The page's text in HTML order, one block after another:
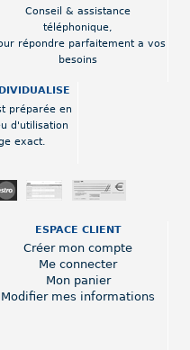
Conseil & assistance
téléphonique,
répondre parfaitement a vos
besoins
préparée en
d'utilisation
exact.
ESPACE CLIENT
Créer mon compte
Me connecter
Mon panier
Modifier mes informations